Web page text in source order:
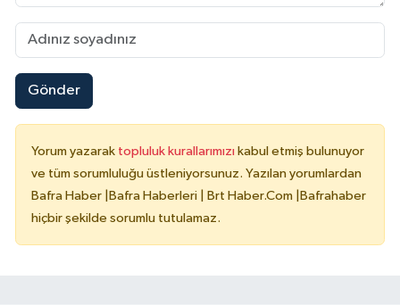
Gönder
Yorum yazarak topluluk kurallarımızı kabul etmiş bulunuyor
ve tüm sorumluluğu üstleniyorsunuz. Yazılan yorumlardan
Bafra Haber |Bafra Haberleri | Brt Haber.Com |Bafrahaber
hiçbir şekilde sorumlu tutulamaz.